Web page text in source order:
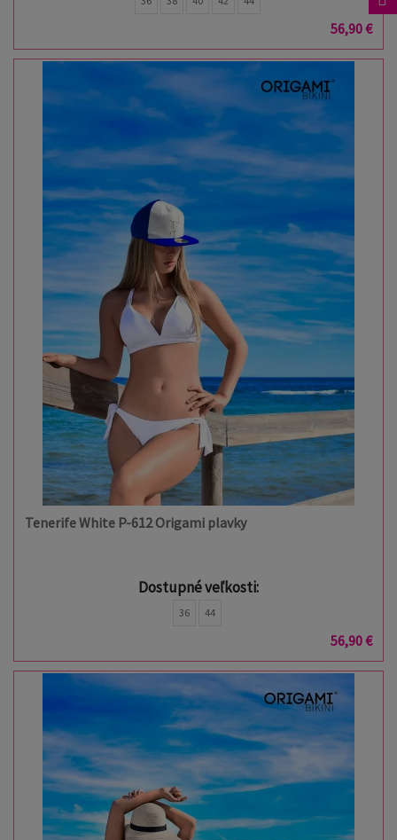
56,90 €
Tenerife White P-612 Origami plavky
Dostupné veľkosti:
36 44
56,90 €